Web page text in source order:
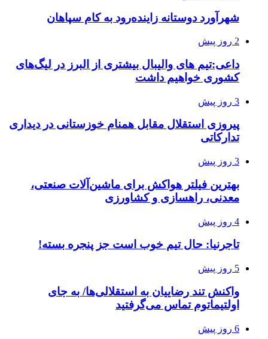
شهرآورد دوستانه زاینده‌رود به کام سپاهان
2 روز پیش
داعی:تیم های والیبال بیشتری از البرز در لیگ‌های
کشوری خواهیم داشت
3 روز پیش
پیروزی استقلال مقابل همنام خوزستانی در دیداری
تدارکاتی
3 روز پیش
بهترین فیلتر هواکش برای ماشین‌آلات صنعتی،
معدنی، راهسازی و کشاورزی
4 روز پیش
تاجرنیا: حال تیم خوب است جز پنجره بسته!
5 روز پیش
واکنش تند رضاییان به استقلالی‌ها/ به جای
اولتیماتوم تماس می‌گرفتید
6 روز پیش